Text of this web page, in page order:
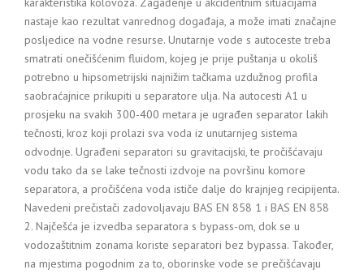
nastaje kao rezultat vanrednog događaja, a može imati značajne
posljedice na vodne resurse. Unutarnje vode s autoceste treba
smatrati onečišćenim fluidom, kojeg je prije puštanja u okoliš
potrebno u hipsometrijski najnižim tačkama uzdužnog profila
saobraćajnice prikupiti u separatore ulja. Na autocesti A1 u
prosjeku na svakih 300-400 metara je ugrađen separator lakih
tečnosti, kroz koji prolazi sva voda iz unutarnjeg sistema
odvodnje. Ugrađeni separatori su gravitacijski, te pročišćavaju
vodu tako da se lake tečnosti izdvoje na površinu komore
separatora, a pročišćena voda ističe dalje do krajnjeg recipijenta.
Navedeni prečistači zadovoljavaju BAS EN 858 1 i BAS EN 858
2. Najčešća je izvedba separatora s bypass-om, dok se u
vodozaštitnim zonama koriste separatori bez bypassa. Također,
na mjestima pogodnim za to, oborinske vode se prečišćavaju